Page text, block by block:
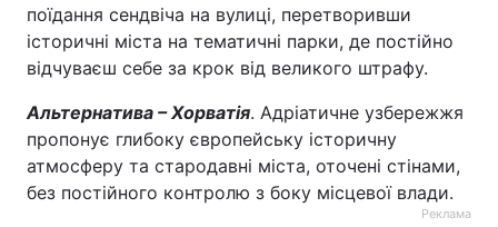
поїдання сендвіча на вулиці, перетворивши
історичні міста на тематичні парки, де постійно
відчуваєш себе за крок від великого штрафу.
Альтернатива – Хорватія. Адріатичне узбережжя
пропонує глибоку європейську історичну
атмосферу та стародавні міста, оточені стінами,
без постійного контролю з боку місцевої влади.
Реклама